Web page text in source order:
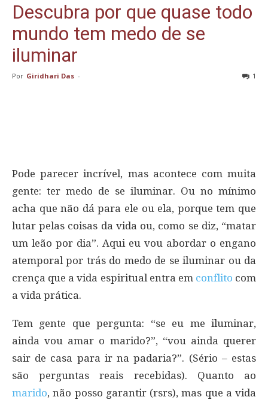
Descubra por que quase todo
mundo tem medo de se
iluminar
Por Giridhari Das - 1
Pode parecer incrível, mas acontece com muita
gente: ter medo de se iluminar. Ou no mínimo
acha que não dá para ele ou ela, porque tem que
lutar pelas coisas da vida ou, como se diz, “matar
um leão por dia”. Aqui eu vou abordar o engano
atemporal por trás do medo de se iluminar ou da
crença que a vida espiritual entra em conflito com
a vida prática.
Tem gente que pergunta: “se eu me iluminar,
ainda vou amar o marido?”, “vou ainda querer
sair de casa para ir na padaria?”. (Sério – estas
são perguntas reais recebidas). Quanto ao
marido, não posso garantir (rsrs), mas que a vida